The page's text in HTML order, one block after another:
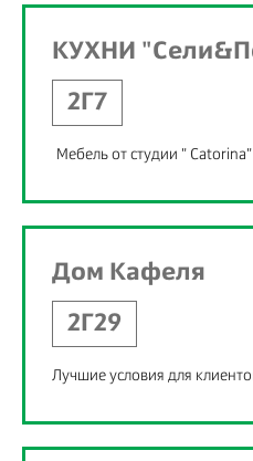
КУХНИ
2Г7
Мебель от студии "
Дом Кафеля
2Г29
Лучшие условия для